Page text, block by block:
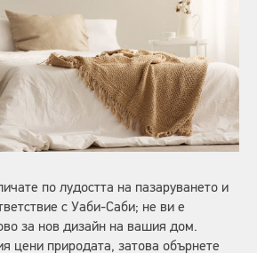
по лудостта на пазаруването и
с Уаби-Саби; не ви е
за нов дизайн на вашия дом.
цени природата, затова обърнете